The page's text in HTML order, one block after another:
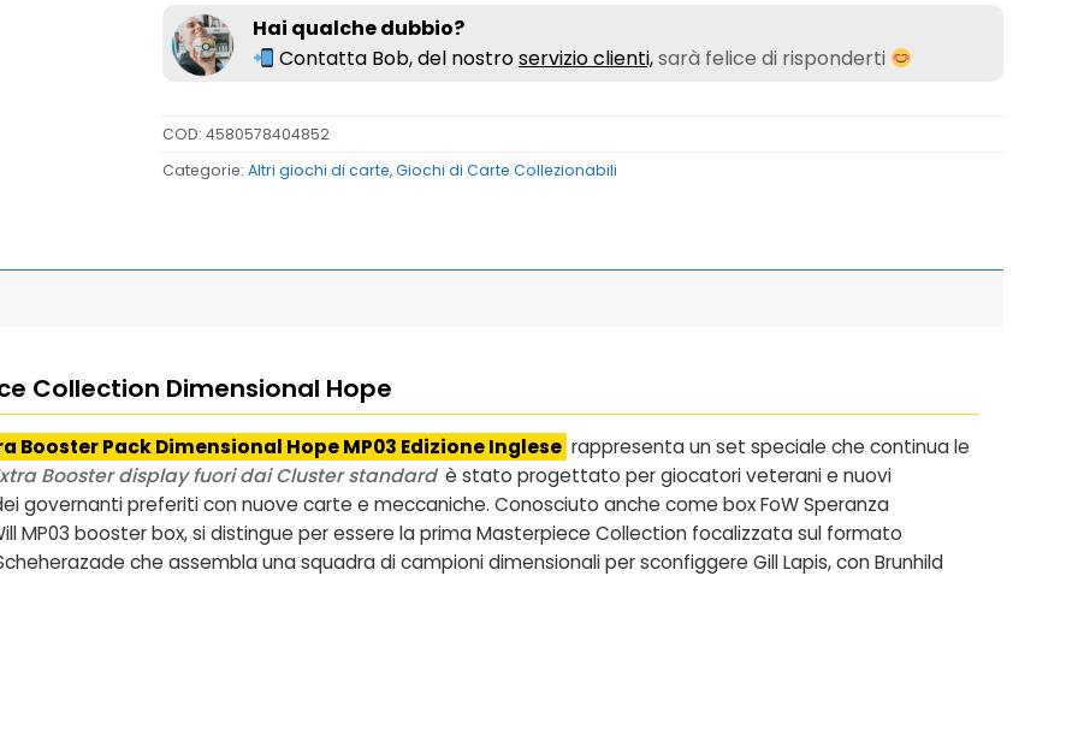
Hai qualche dubbio?
Contatta Bob, del nostroservizio clienti,sarà felice di risponderti
COD: 4580578404852
Categorie: Altri giochi di carte,Giochi di Carte Collezionabili
Collection Dimensional Hope
Booster Pack Dimensional Hope MP03 Edizione Inglese rappresenta un set speciale che continua le
Booster display fuori dai Cluster standard è stato progettato per giocatori veterani e nuovi
governanti preferiti con nuove carte e meccaniche. Conosciuto anche come box FoW Speranza
MP03 booster box, si distingue per essere la prima Masterpiece Collection focalizzata sul formato
che assembla una squadra di campioni dimensionali per sconfiggere Gill Lapis, con Brunhild